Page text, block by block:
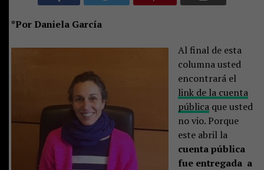
*Por Daniela García
Al final de esta
columna usted
encontrará el
link de la cuenta
públicaque usted
no vio. Porque
este abril la
cuenta pública
fue entregada a